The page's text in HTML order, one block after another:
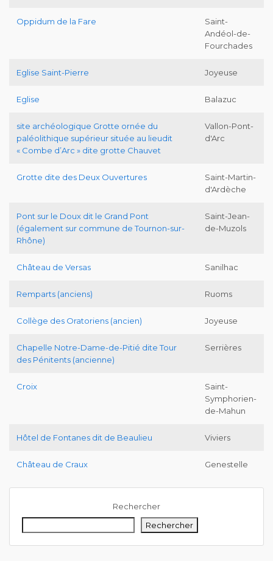
Oppidum de la Fare
Saint-
Andéol-de-
Fourchades
Eglise Saint-Pierre Joyeuse
Eglise Balazuc
site archéologique Grotte ornée du
paléolithique supérieur située au lieudit
« Combe d’Arc » dite grotte Chauvet
Vallon-Pont-
d'Arc
Grotte dite des Deux Ouvertures
Saint-Martin-
d'Ardèche
Pont sur le Doux dit le Grand Pont
(également sur commune de Tournon-sur-
Rhône)
Saint-Jean-
de-Muzols
Château de Versas Sanilhac
Remparts (anciens) Ruoms
Collège des Oratoriens (ancien) Joyeuse
Chapelle Notre-Dame-de-Pitié dite Tour
des Pénitents (ancienne)
Serrières
Croix
Saint-
Symphorien-
de-Mahun
Hôtel de Fontanes dit de Beaulieu Viviers
Château de Craux Genestelle
Rechercher
Rechercher